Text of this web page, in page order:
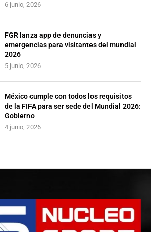
6 junio, 2026
FGR lanza app de denuncias y
emergencias para visitantes del mundial
2026
5 junio, 2026
México cumple con todos los requisitos
de la FIFA para ser sede del Mundial 2026:
Gobierno
4 junio, 2026